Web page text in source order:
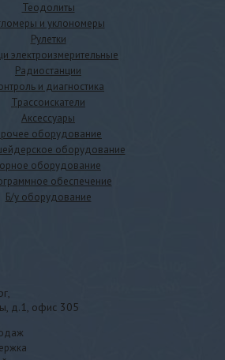
Теодолиты
и уклономеры
Рулетки
электроизмерительные
Радиостанции
и диагностика
Трассоискатели
Аксессуары
оборудование
оборудование
оборудование
обеспечение
Б/у оборудование
д.1, офис 305